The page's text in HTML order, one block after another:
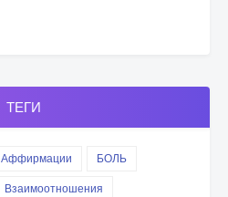
ТЕГИ
Аффирмации
БОЛЬ
Взаимоотношения